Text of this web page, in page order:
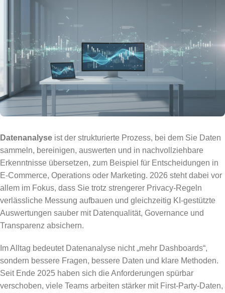
Datenanalyse ist der strukturierte Prozess, bei dem Sie Daten
sammeln, bereinigen, auswerten und in nachvollziehbare
Erkenntnisse übersetzen, zum Beispiel für Entscheidungen in
E-Commerce, Operations oder Marketing. 2026 steht dabei vor
allem im Fokus, dass Sie trotz strengerer Privacy-Regeln
verlässliche Messung aufbauen und gleichzeitig KI-gestützte
Auswertungen sauber mit Datenqualität, Governance und
Transparenz absichern.
Im Alltag bedeutet Datenanalyse nicht „mehr Dashboards“,
sondern bessere Fragen, bessere Daten und klare Methoden.
Seit Ende 2025 haben sich die Anforderungen spürbar
verschoben, viele Teams arbeiten stärker mit First-Party-Daten,